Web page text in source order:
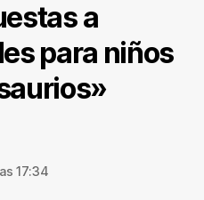
a
para niños
17:34